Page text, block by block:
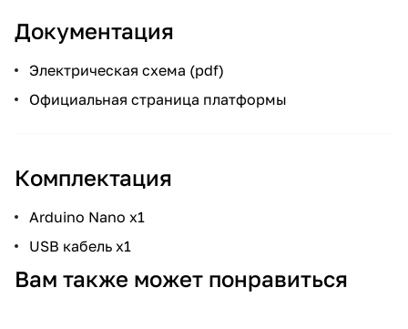
Документация
Электрическая схема (pdf)
Официальная страница платформы
Комплектация
Arduino Nano x1
USB кабель x1
Вам также может понравиться